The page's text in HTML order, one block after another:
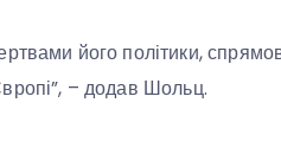
його політики,
– додав Шольц.